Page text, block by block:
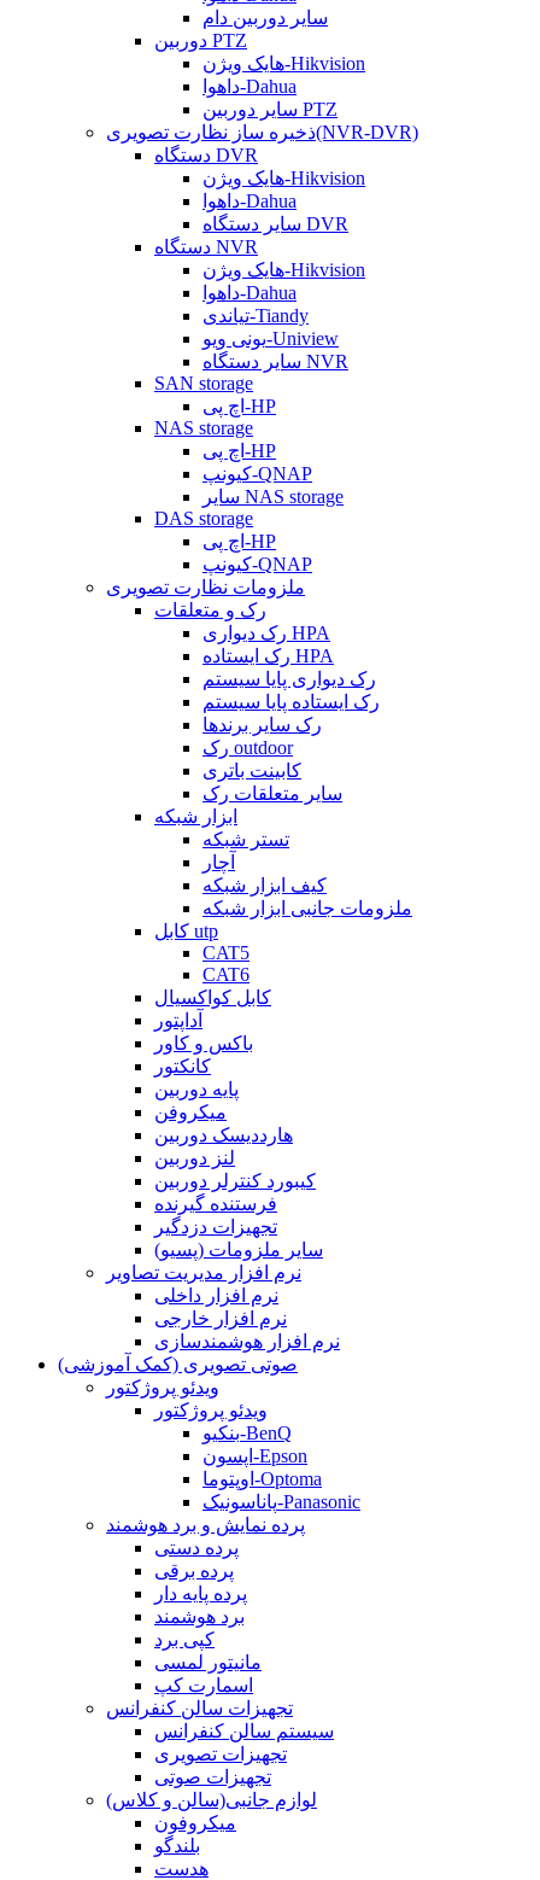
سایر دوربین دام
دوربین PTZ
هایک ویژن-Hikvision
داهوا-Dahua
سایر دوربین PTZ
ذخیره ساز نظارت تصویری(NVR-DVR)
دستگاه DVR
هایک ویژن-Hikvision
داهوا-Dahua
سایر دستگاه DVR
دستگاه NVR
هایک ویژن-Hikvision
داهوا-Dahua
تیاندی-Tiandy
یونی ویو-Uniview
سایر دستگاه NVR
SAN storage
اچ پی-HP
NAS storage
اچ پی-HP
کیونپ-QNAP
سایر NAS storage
DAS storage
اچ پی-HP
کیونپ-QNAP
ملزومات نظارت تصویری
رک و متعلقات
رک دیواری HPA
رک ایستاده HPA
رک دیواری پایا سیستم
رک ایستاده پایا سیستم
رک سایر برندها
رک outdoor
کابینت باتری
سایر متعلقات رک
ابزار شبکه
تستر شبکه
آچار
کیف ابزار شبکه
ملزومات جانبی ابزار شبکه
کابل utp
CAT5
CAT6
کابل کواکسیال
آداپتور
باکس و کاور
کانکتور
پایه دوربین
میکروفن
هارددیسک دوربین
لنز دوربین
کیبورد کنترلر دوربین
فرستنده گیرنده
تجهیزات دزدگیر
سایر ملزومات (پسیو)
نرم افزار مدیریت تصاویر
نرم افزار داخلی
نرم افزار خارجی
نرم افزار هوشمندسازی
صوتی تصویری (کمک آموزشی)
ویدئو پروژکتور
ویدئو پروژکتور
بنکیو-BenQ
اپسون-Epson
اوپتوما-Optoma
پاناسونیک-Panasonic
پرده نمایش و برد هوشمند
پرده دستی
پرده برقی
پرده پایه دار
برد هوشمند
کپی برد
مانیتور لمسی
اسمارت کپ
تجهیزات سالن کنفرانس
سیستم سالن کنفرانس
تجهیزات تصویری
تجهیزات صوتی
لوازم جانبی(سالن و کلاس)
میکروفون
بلندگو
هدست